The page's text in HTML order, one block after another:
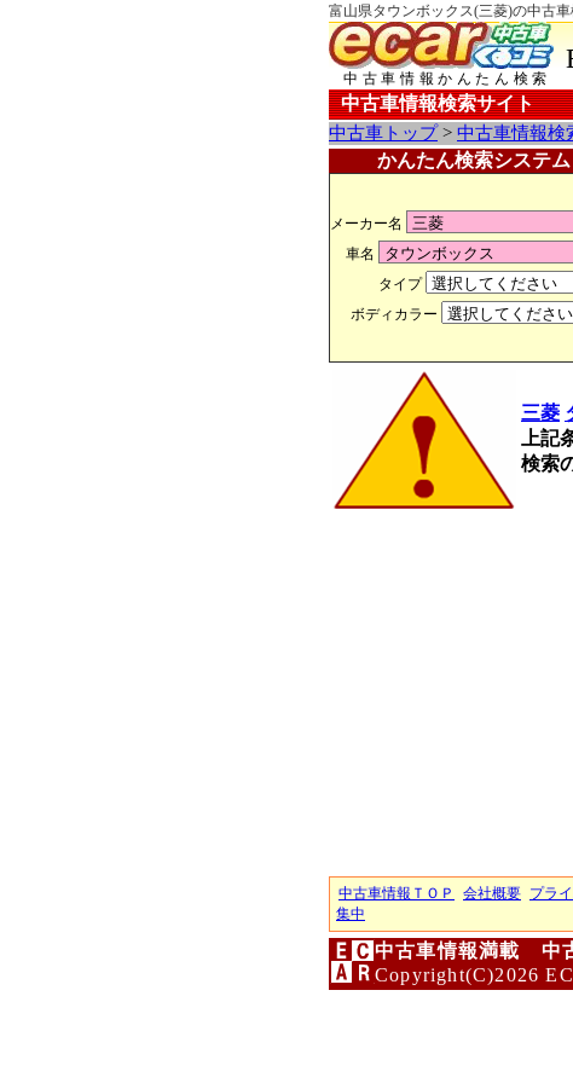
富山県タウンボックス(三菱)の中古
中古車情報かんたん検索
中古車情報検索サイト
中古車トップ> 中古車情報検
かんたん検索システム
メーカー名
車名
タイプ
ボディカラー
三菱
上記
検索
中古車情報ＴＯＰ 会社概要 プラ
集中
中古車情報満載 中
Copyright(C)2026